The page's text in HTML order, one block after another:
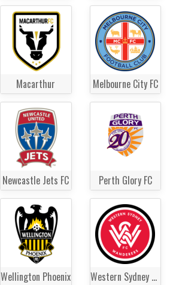
Macarthur Melbourne City FC
Newcastle Jets FC Perth Glory FC
Wellington Phoenix Western Sydney Wanderers